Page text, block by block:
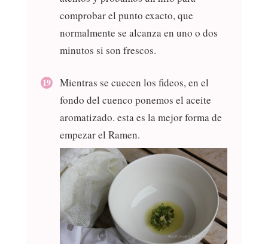
comprobar el punto exacto, que
normalmente se alcanza en uno o dos
minutos si son frescos.
Mientras se cuecen los fideos, en el
fondo del cuenco ponemos el aceite
aromatizado. esta es la mejor forma de
empezar el Ramen.